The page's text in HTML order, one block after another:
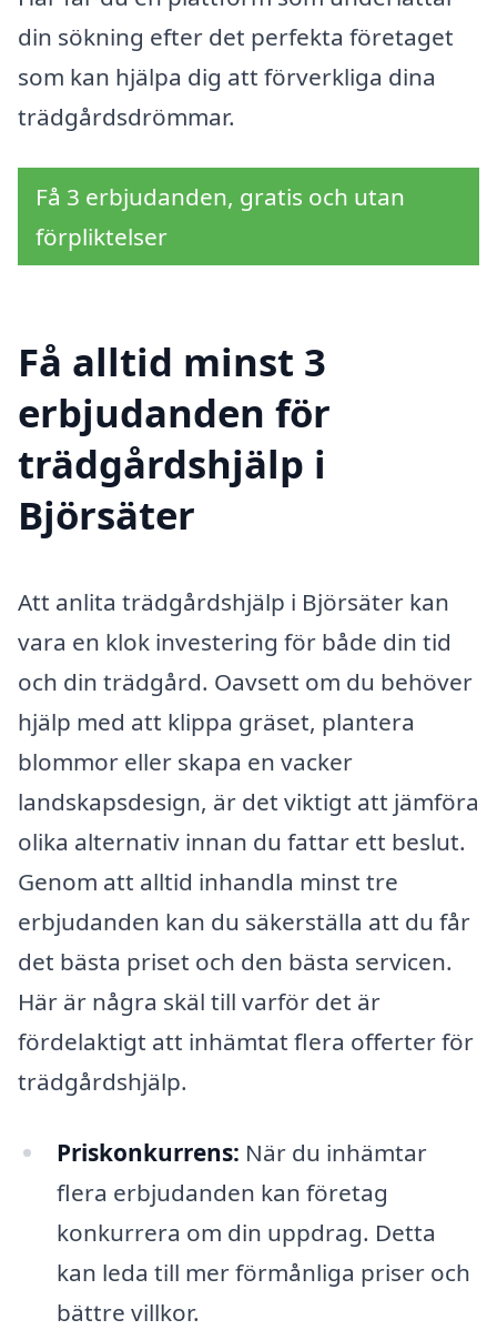
din sökning efter det perfekta företaget
som kan hjälpa dig att förverkliga dina
trädgårdsdrömmar.
Få 3 erbjudanden, gratis och utan
förpliktelser
Få alltid minst 3
erbjudanden för
trädgårdshjälp i
Björsäter
Att anlita trädgårdshjälp i Björsäter kan
vara en klok investering för både din tid
och din trädgård. Oavsett om du behöver
hjälp med att klippa gräset, plantera
blommor eller skapa en vacker
landskapsdesign, är det viktigt att jämföra
olika alternativ innan du fattar ett beslut.
Genom att alltid inhandla minst tre
erbjudanden kan du säkerställa att du får
det bästa priset och den bästa servicen.
Här är några skäl till varför det är
fördelaktigt att inhämtat flera offerter för
trädgårdshjälp.
Priskonkurrens: När du inhämtar
flera erbjudanden kan företag
konkurrera om din uppdrag. Detta
kan leda till mer förmånliga priser och
bättre villkor.